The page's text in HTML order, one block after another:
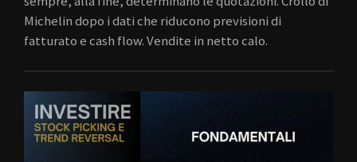
Michelin dopo i dati che riducono previsioni di
fatturato e cash flow. Vendite in netto calo.